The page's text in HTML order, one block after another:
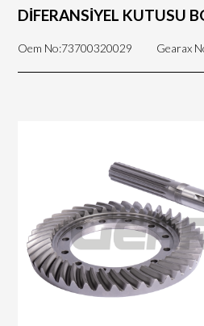
DİFERANSİYEL KUTUSU
Oem No:73700320029 Gearax